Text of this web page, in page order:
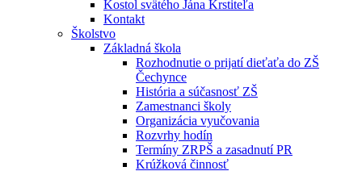
Kostol svätého Jána Krstiteľa
Kontakt
Školstvo
Základná škola
Rozhodnutie o prijatí dieťaťa do ZŠ
Čechynce
História a súčasnosť ZŠ
Zamestnanci školy
Organizácia vyučovania
Rozvrhy hodín
Termíny ZRPŠ a zasadnutí PR
Krúžková činnosť